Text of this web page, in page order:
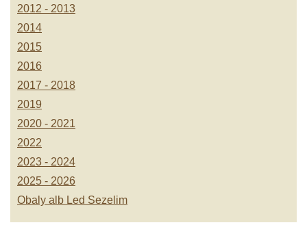
2012 - 2013
2014
2015
2016
2017 - 2018
2019
2020 - 2021
2022
2023 - 2024
2025 - 2026
Obaly alb Led Sezelim